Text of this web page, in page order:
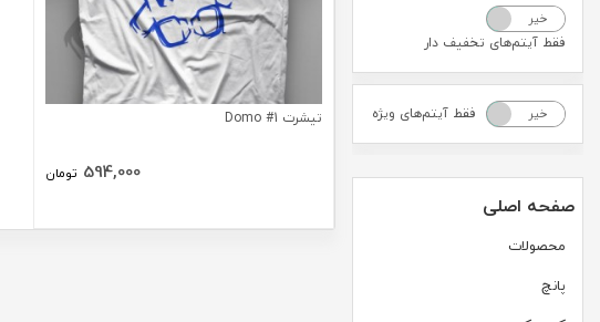
خیر
فقط آیتم‌های تخفیف دار
بله خیر فقط آیتم‌های ویژه
صفحه اصلی
محصولات
پانچ
تیشرت Domo #1
594,000 تومان